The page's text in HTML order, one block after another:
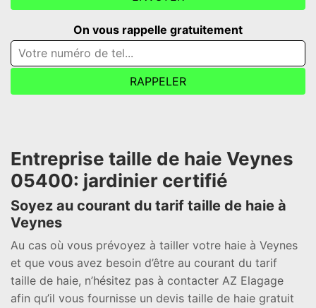
On vous rappelle gratuitement
Entreprise taille de haie Veynes
05400: jardinier certifié
Soyez au courant du tarif taille de haie à
Veynes
Au cas où vous prévoyez à tailler votre haie à Veynes
et que vous avez besoin d’être au courant du tarif
taille de haie, n’hésitez pas à contacter AZ Elagage
afin qu’il vous fournisse un devis taille de haie gratuit